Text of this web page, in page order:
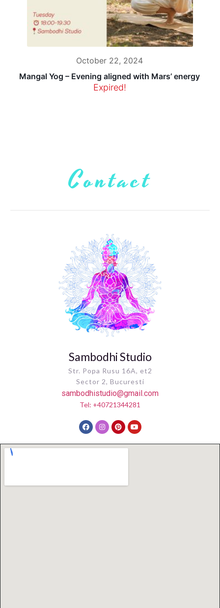
October 22, 2024
Mangal Yog – Evening aligned with Mars’ energy
Expired!
Contact
Sambodhi Studio
Str. Popa Rusu 16A, et2
Sector 2, Bucuresti
sambodhistudio@gmail.com
Tel: +40721344281